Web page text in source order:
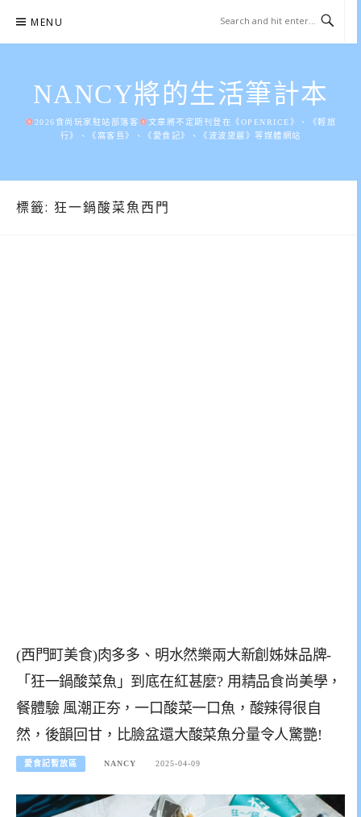
content
MENU
NANCY將的生活筆計本
2026食尚玩家駐站部落客
文章將不定期刊登在《OPENRICE》、《輕旅
行》、《窩客島》、《愛食記》、《波波黛麗》等媒體網站
標籤: 狂一鍋酸菜魚西門
(西門町美食)肉多多、明水然樂兩大新創姊妹品牌-
「狂一鍋酸菜魚」到底在紅甚麼? 用精品食尚美學，
餐體驗 風潮正夯，一口酸菜一口魚，酸辣得很自
然，後韻回甘，比臉盆還大酸菜魚分量令人驚艷!
愛食記暫放區 NANCY 2025-04-09